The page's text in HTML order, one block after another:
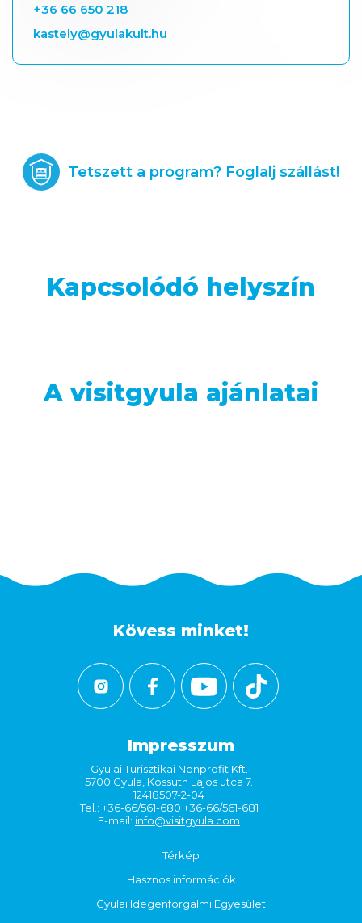
+36 66 650 218
kastely@gyulakult.hu
Tetszett a program? Foglalj szállást!
Kapcsolódó helyszín
A visitgyula ajánlatai
Kövess minket!
Impresszum
Gyulai Turisztikai Nonprofit Kft.
5700 Gyula, Kossuth Lajos utca 7.
12418507-2-04
Tel.: +36-66/561-680 +36-66/561-681
E-mail: info@visitgyula.com
Térkép
Hasznos információk
Gyulai Idegenforgalmi Egyesület